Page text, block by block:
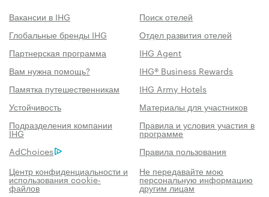
Вакансии в IHG
Поиск отелей
Глобальные бренды IHG
Отдел развития отелей
Партнерская программа
IHG Agent
Вам нужна помощь?
IHG® Business Rewards
Памятка путешественникам
IHG Army Hotels
Устойчивость
Материалы для участников
Подразделения компании
IHG
Правила и условия участия в
программе
AdChoices
Правила пользования
Центр конфиденциальности и
использования cookie-
файлов
Не передавайте мою
персональную информацию
другим лицам